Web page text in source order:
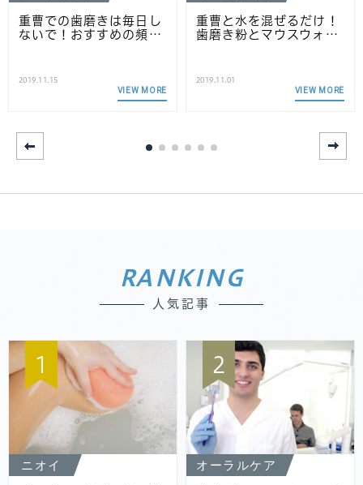
重曹での歯磨きは毎日し
ないで！おすすめの頻…
2019.11.15
VIEW MORE
重曹と水を混ぜるだけ！
歯磨き粉とマウスウォ…
2019.11.01
VIEW MORE
RANKING
人気記事
1
ニオイ
2
オーラルケア